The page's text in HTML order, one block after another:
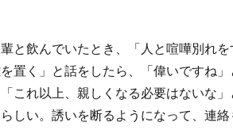
と飲んでいたとき、「人と喧嘩別れ
置く」と話をしたら、「偉いですね
これ以上、親しくなる必要はないな
しい。誘いを断るようになって、連絡